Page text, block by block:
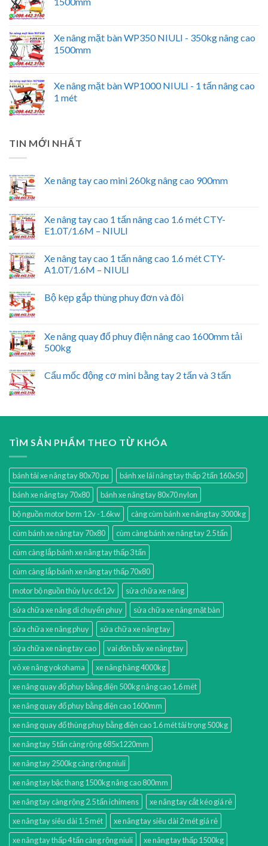
Xe nâng mặt bàn WP350 NIULI - 350kg nâng cao
1500mm
Xe nâng mặt bàn WP1000 NIULI - 1 tấn nâng cao
1 mét
TIN MỚI NHẤT
Xe nâng tay cao mini 260kg nâng cao 900mm
Xe nâng tay cao 1 tấn nâng cao 1.6 mét CTY-
E1.0T/1.6M – NIULI
Xe nâng tay cao 1 tấn nâng cao 1.6 mét CTY-
A1.0T/1.6M – NIULI
Bộ kẹp gắp thùng phuy đơn và đôi
Xe nâng quay đổ phuy điện nâng cao 1600mm tải
500kg
Cẩu mốc động cơ mini bằng tay 2 tấn và 3 tấn
TÌM SẢN PHẨM THEO TỪ KHÓA
bánh tải xe nâng tay 80x70 pu
bánh xe lái nâng tay thấp 2 tấn 160x50
bánh xe nâng tay 70x80
bánh xe nâng tay 80x70 nylon
bộ nguồn motor bơm 12v -1.6kw
càng cùm bánh xe nâng tay 3000kg
cùm bánh xe nâng tay 70x80
cùm càng bánh xe nâng tay 2.5 tấn
cùm càng lắp bánh xe nâng tay thấp 3 tấn
cùm càng lắp bánh xe nâng tay thấp 70x80
motor bộ nguồn thủy lực dc12v
sửa chữa xe nâng
sửa chữa xe nâng di chuyển phuy
sửa chữa xe nâng mặt bàn
sửa chữa xe nâng phuy
sửa chữa xe nâng tay
sửa chữa xe nâng tay cao
vai đòn bẫy xe nâng tay
vỏ xe nâng yokohama
xe nâng hàng 4000kg
xe nâng quay đổ phuy bằng điện 500kg nâng cao 1.6 mét
xe nâng quay đổ phuy bằng điện cao 1600mm
xe nâng quay đổ thùng phuy bằng điện cao 1.6 mét tải trọng 500kg
xe nâng tay 5 tấn càng rộng 685x1220mm
xe nâng tay 2500kg càng rộng niuli
xe nâng tay bậc thang 1500kg nâng cao 800mm
xe nâng tay càng rộng 2.5 tấn ichimens
xe nâng tay cắt kéo giá rẻ
xe nâng tay siêu dài 1.5 mét
xe nâng tay siêu dài 2 mét giá rẻ
xe nâng tay thấp 4 tấn càng rộng niuli
xe nâng tay thấp 1500kg